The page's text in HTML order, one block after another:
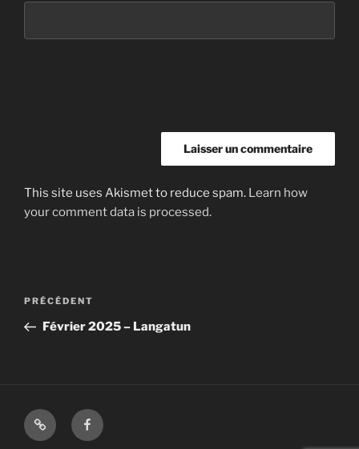
This site uses Akismet to reduce spam. Learn how
your comment data is processed.
Navigation
l’article
Article
précédent
PRÉCÉDENT
Février 2025 – Langatun
Shop Facebook